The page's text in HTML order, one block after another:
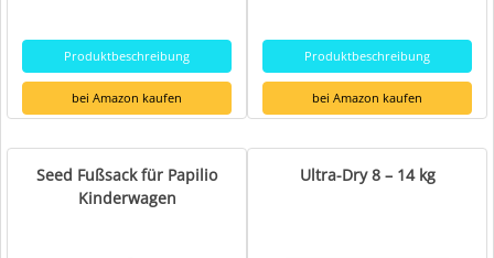
Produktbeschreibung
bei Amazon kaufen
Produktbeschreibung
bei Amazon kaufen
Seed Fußsack für Papilio
Kinderwagen
Ultra-Dry 8 – 14 kg